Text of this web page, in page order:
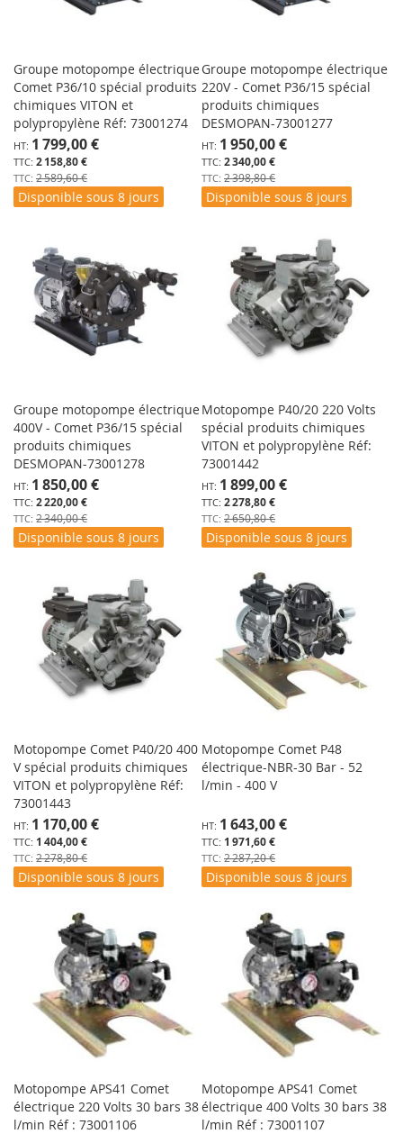
Groupe motopompe électrique
Comet P36/10 spécial produits
chimiques VITON et
polypropylène Réf: 73001274
Prix
Spécial2 158,80 €
1 799,00 €
2 589,60 €
Disponible sous 8 jours
Groupe motopompe électrique
220V - Comet P36/15 spécial
produits chimiques
DESMOPAN-73001277
Prix
Spécial2 340,00 €
1 950,00 €
2 398,80 €
Disponible sous 8 jours
Groupe motopompe électrique
400V - Comet P36/15 spécial
produits chimiques
DESMOPAN-73001278
Spécial2 220,00 €
1 850,00 €
2 340,00 €
Disponible sous 8 jours
Motopompe P40/20 220 Volts
spécial produits chimiques
VITON et polypropylène Réf:
73001442
Spécial2 278,80 €
1 899,00 €
2 650,80 €
Disponible sous 8 jours
Motopompe Comet P40/20 400
V spécial produits chimiques
VITON et polypropylène Réf:
73001443
Spécial1 404,00 €
1 170,00 €
2 278,80 €
Disponible sous 8 jours
Motopompe Comet P48
électrique-NBR-30 Bar - 52
l/min - 400 V
Spécial1 971,60 €
1 643,00 €
2 287,20 €
Disponible sous 8 jours
Motopompe APS41 Comet
électrique 220 Volts 30 bars 38
l/min Réf : 73001106
Motopompe APS41 Comet
électrique 400 Volts 30 bars 38
l/min Réf : 73001107